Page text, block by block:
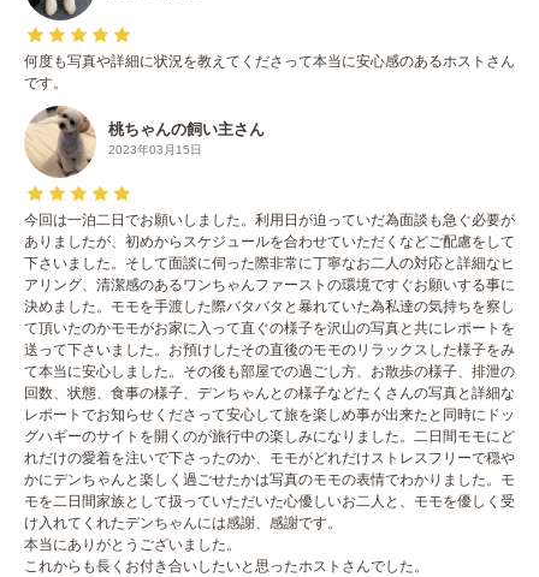
何度も写真や詳細に状況を教えてくださって本当に安心感のあるホストさん
です。
桃ちゃんの飼い主さん
2023年03月15日
今回は一泊二日でお願いしました。利用日が迫っていだ為面談も急ぐ必要が
ありましたが、初めからスケジュールを合わせていただくなどご配慮をして
下さいました。そして面談に伺った際非常に丁寧なお二人の対応と詳細なヒ
アリング、清潔感のあるワンちゃんファーストの環境ですぐお願いする事に
決めました。モモを手渡した際バタバタと暴れていた為私達の気持ちを察し
て頂いたのかモモがお家に入って直ぐの様子を沢山の写真と共にレポートを
送って下さいました。お預けしたその直後のモモのリラックスした様子をみ
て本当に安心しました。その後も部屋での過ごし方、お散歩の様子、排泄の
回数、状態、食事の様子、デンちゃんとの様子などたくさんの写真と詳細な
レポートでお知らせくださって安心して旅を楽しめ事が出来たと同時にドッ
グハギーのサイトを開くのが旅行中の楽しみになりました。二日間モモにど
れだけの愛着を注いで下さったのか、モモがどれだけストレスフリーで穏や
かにデンちゃんと楽しく過ごせたかは写真のモモの表情でわかりました。モ
モを二日間家族として扱っていただいた心優しいお二人と、モモを優しく受
け入れてくれたデンちゃんには感謝、感謝です。
本当にありがとうございました。
これからも長くお付き合いしたいと思ったホストさんでした。